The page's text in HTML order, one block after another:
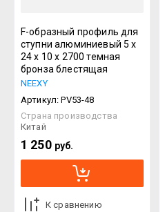
F-образный профиль для
ступни алюминиевый 5 х
24 х 10 х 2700 темная
бронза блестящая
NEEXY
Артикул: PV53-48
Страна производства
Китай
1 250 руб.
К сравнению